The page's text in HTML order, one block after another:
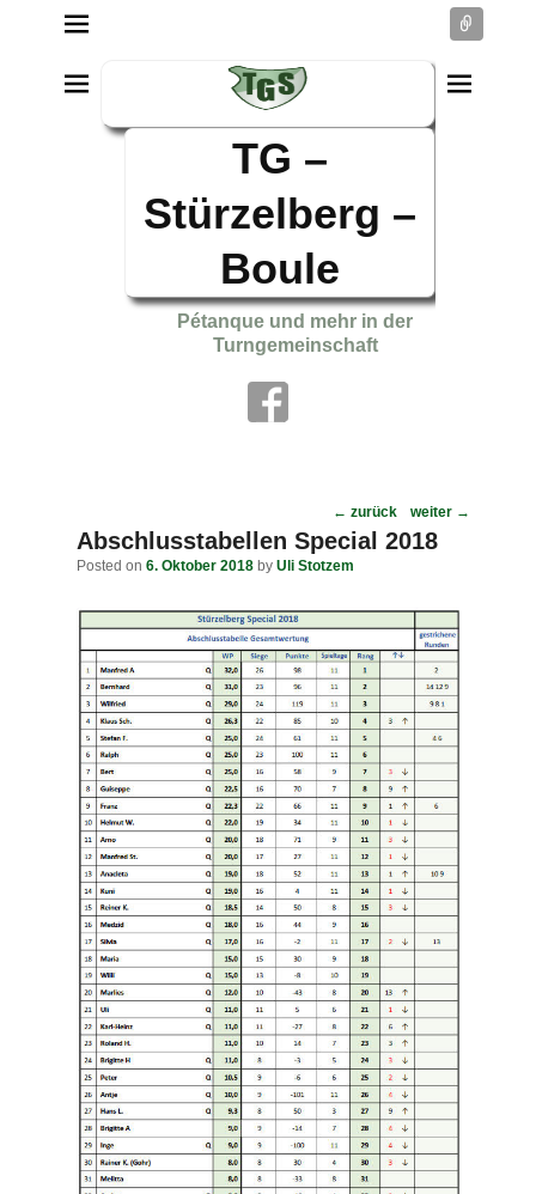
TG –
Stürzelberg –
Boule
Pétanque und mehr in der
Turngemeinschaft
Post
navigation
← zurück weiter →
Abschlusstabellen Special 2018
Posted on 6. Oktober 2018 by Uli Stotzem